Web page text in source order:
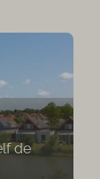
de